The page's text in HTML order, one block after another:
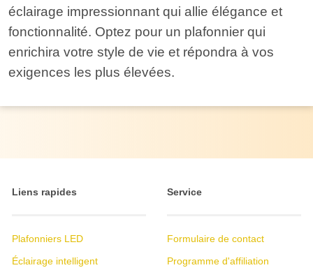
éclairage impressionnant qui allie élégance et
fonctionnalité. Optez pour un plafonnier qui
enrichira votre style de vie et répondra à vos
exigences les plus élevées.
Liens rapides
Plafonniers LED
Éclairage intelligent
Service
Formulaire de contact
Programme d'affiliation